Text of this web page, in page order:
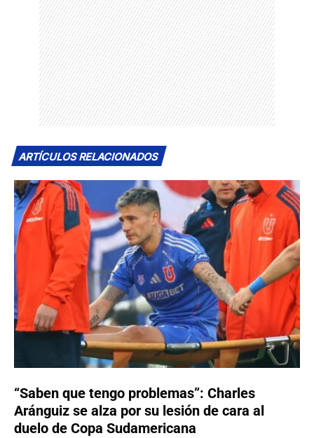
ARTÍCULOS RELACIONADOS
“Saben que tengo problemas”: Charles
Aránguiz se alza por su lesión de cara al
duelo de Copa Sudamericana